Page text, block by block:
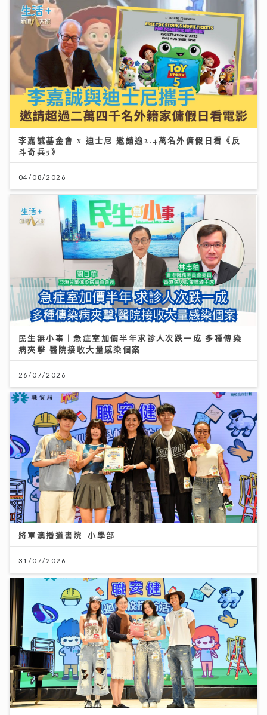
李嘉誠基金會 x 迪士尼 邀請逾2.4萬名外傭假日看《反
斗奇兵5》
04/08/2026
民生無小事｜急症室加價半年求診人次跌一成 多種傳染
病夾擊 醫院接收大量感染個案
26/07/2026
將軍澳播道書院-小學部
31/07/2026